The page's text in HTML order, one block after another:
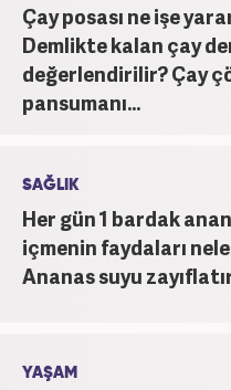
Çay posası ne işe
Demlikte kalan çay
değerlendirilir? Çay
pansumanı...
SAĞLIK
Her gün 1 bardak
içmenin faydaları
Ananas suyu
YAŞAM